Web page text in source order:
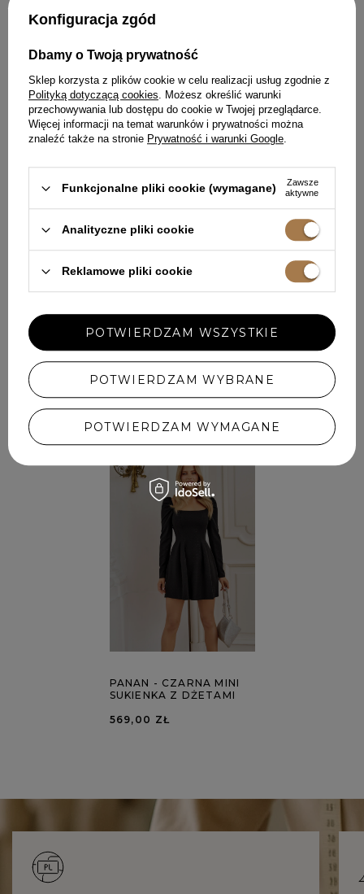
nosić zimą?
Pomimo tego, że niższe
temperatury nie stanowią zakazu dla
noszenia sukienek, jednak istnieją
wyjątki. Sukienką na zimę z
pewnością nie sąsukienki ażurowe
Choć piękne i efektowne, to ich
liczne „dziury” lepiej zarezerwować
na cieplejszą porę. Niesamowicie
najczęściej są w kolorze białym.
Wystarczy dołączyć do nich
espadryle i stylowy look gotowy.
i zwiewnych materiałów też nie
będą najlepszym wyborem. Sukienki
zimowe powinny dawać komfort
cieplny, dlatego warto wybrać outfit
dzianinowy.
Pokaż więcej wpisów zStyczeń 2024
POLECANE
PANAN - CZARNA MINI
SUKIENKA Z DŻETAMI
569,00 ZŁ
Konfiguracja zgód
Dbamy o Twoją prywatność
Sklep korzysta z plików cookie w celu realizacji usług zgodnie z
Polityką dotyczącą cookies. Możesz określić warunki
przechowywania lub dostępu do cookie w Twojej przeglądarce.
Więcej informacji na temat warunków i prywatności można
znaleźć także na stronie Prywatność i warunki Google.
Funkcjonalne pliki cookie (wymagane)
Zawsze
aktywne
Analityczne pliki cookie
Reklamowe pliki cookie
POTWIERDZAM WYBRANE
POTWIERDZAM WYMAGANE
POTWIERDZAM WSZYSTKIE